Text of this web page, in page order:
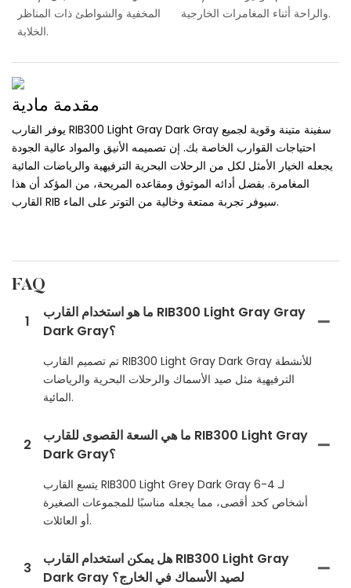
المخفية والشواطئ ذات المناظر
الخلابة.
والراحة أثناء المغامرات الخارجية.
مقدمة مادية
يوفر القارب RIB300 Light Gray Dark Gray سفينة متينة وقوية لجميع
احتياجات القوارب الخاصة بك. إن تصميمه الأنيق والمواد عالية الجودة
يجعله الخيار الأمثل لكل من الرحلات البحرية الترفيهية والرياضات المائية
المغامرة. بفضل أدائه الموثوق ومقاعده المريحة، من المؤكد أن هذا
القارب RIB سيوفر تجربة ممتعة وخالية من التوتر على الماء.
FAQ
1
ما هو استخدام القارب RIB300 Light Gray Gray
Dark Gray؟
تم تصميم القارب RIB300 Light Gray Dark Gray للأنشطة
الترفيهية مثل صيد الأسماك والرحلات البحرية والرياضات
المائية.
2
ما هي السعة القصوى للقارب RIB300 Light Gray
Dark Gray؟
يتسع القارب RIB300 Light Grey Dark Gray لـ 4-6
أشخاص كحد أقصى، مما يجعله مناسبًا للمجموعات الصغيرة
أو العائلات.
3
هل يمكن استخدام القارب RIB300 Light Gray
Dark Gray لصيد الأسماك في الخارج؟